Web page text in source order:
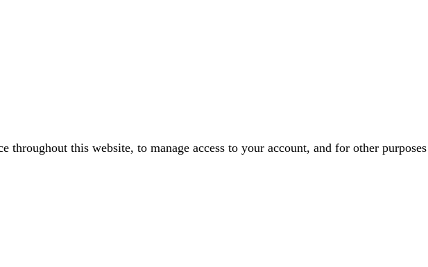
throughout this website, to manage access to your account, and for other